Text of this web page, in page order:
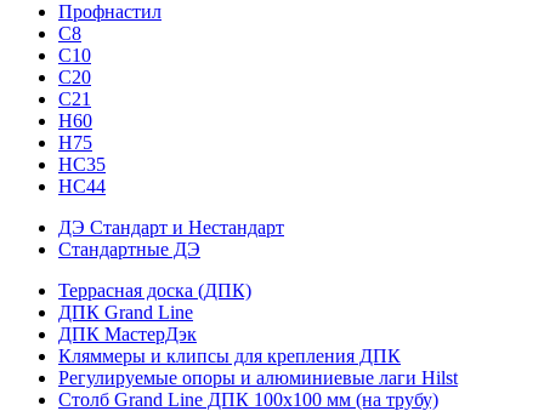
Профнастил
С8
С10
С20
С21
H60
H75
HС35
НС44
ДЭ Стандарт и Нестандарт
Стандартные ДЭ
Террасная доска (ДПК)
ДПК Grand Line
ДПК МастерДэк
Кляммеры и клипсы для крепления ДПК
Регулируемые опоры и алюминиевые лаги Hilst
Столб Grand Line ДПК 100х100 мм (на трубу)